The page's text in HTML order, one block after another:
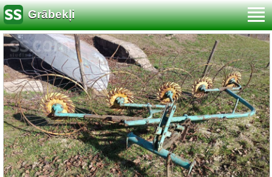
Grābekļi